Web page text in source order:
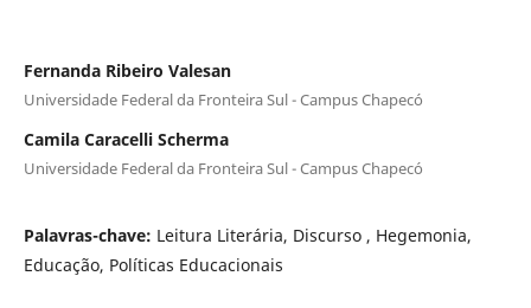
Fernanda Ribeiro Valesan
Universidade Federal da Fronteira Sul - Campus Chapecó
Camila Caracelli Scherma
Universidade Federal da Fronteira Sul - Campus Chapecó
Palavras-chave: Leitura Literária, Discurso , Hegemonia,
Educação, Políticas Educacionais